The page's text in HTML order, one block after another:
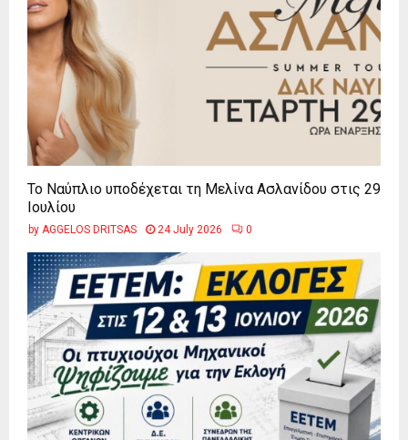
Το Ναύπλιο υποδέχεται τη Μελίνα Ασλανίδου στις 29
Ιουλίου
by AGGELOS DRITSAS 24 July 2026 0